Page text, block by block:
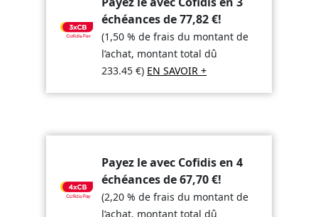
échéances de77,82€!
(1,50 % de frais du montant de
l’achat, montant total dû
233.45€) EN SAVOIR +
Payez le avec Cofidis en 4
échéances de67,70€!
(2,20 % de frais du montant de
l’achat, montant total dû